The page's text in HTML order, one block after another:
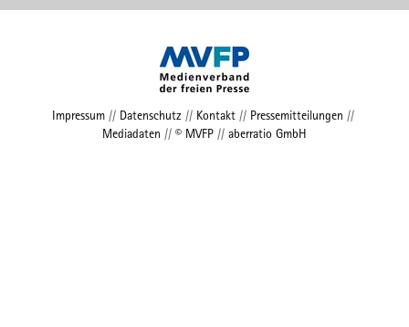
Impressum// Datenschutz// Kontakt// Pressemitteilungen //
Mediadaten // © MVFP // aberratio GmbH